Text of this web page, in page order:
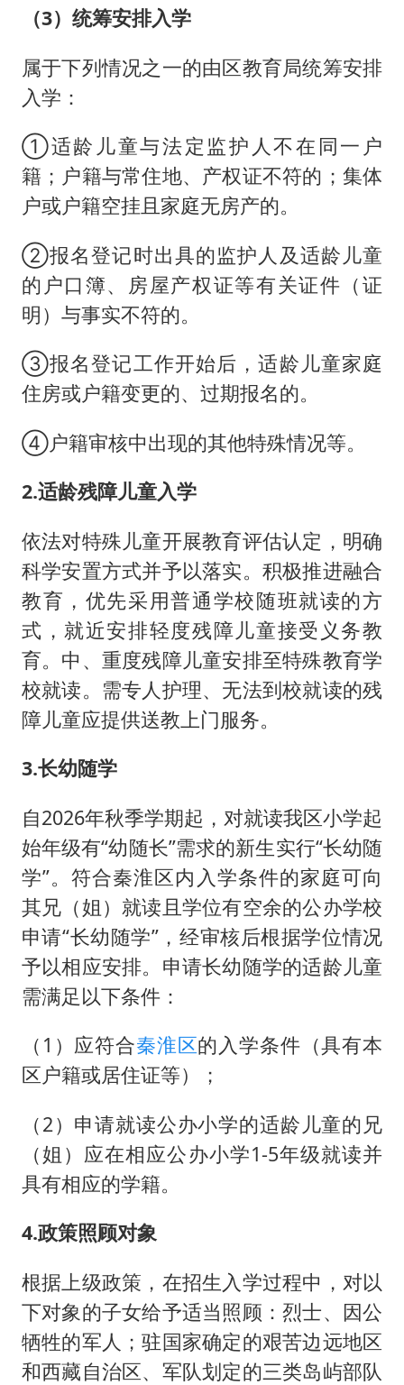
（3）统筹安排入学
属于下列情况之一的由区教育局统筹安排
入学：
①适龄儿童与法定监护人不在同一户
籍；户籍与常住地、产权证不符的；集体
户或户籍空挂且家庭无房产的。
②报名登记时出具的监护人及适龄儿童
的户口簿、房屋产权证等有关证件（证
明）与事实不符的。
③报名登记工作开始后，适龄儿童家庭
住房或户籍变更的、过期报名的。
④户籍审核中出现的其他特殊情况等。
2.适龄残障儿童入学
依法对特殊儿童开展教育评估认定，明确
科学安置方式并予以落实。积极推进融合
教育，优先采用普通学校随班就读的方
式，就近安排轻度残障儿童接受义务教
育。中、重度残障儿童安排至特殊教育学
校就读。需专人护理、无法到校就读的残
障儿童应提供送教上门服务。
3.长幼随学
自2026年秋季学期起，对就读我区小学起
始年级有“幼随长”需求的新生实行“长幼随
学”。符合秦淮区内入学条件的家庭可向
其兄（姐）就读且学位有空余的公办学校
申请“长幼随学”，经审核后根据学位情况
予以相应安排。申请长幼随学的适龄儿童
需满足以下条件：
（1）应符合秦淮区的入学条件（具有本
区户籍或居住证等）；
（2）申请就读公办小学的适龄儿童的兄
（姐）应在相应公办小学1-5年级就读并
具有相应的学籍。
4.政策照顾对象
根据上级政策，在招生入学过程中，对以
下对象的子女给予适当照顾：烈士、因公
牺牲的军人；驻国家确定的艰苦边远地区
和西藏自治区、军队划定的三类岛屿部队